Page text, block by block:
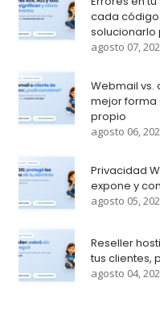
cada código
solucionarlo
agosto 07,
Webmail vs.
mejor forma
propio
agosto 06,
Privacidad
expone y
agosto 05,
Reseller
tus clientes,
agosto 04,